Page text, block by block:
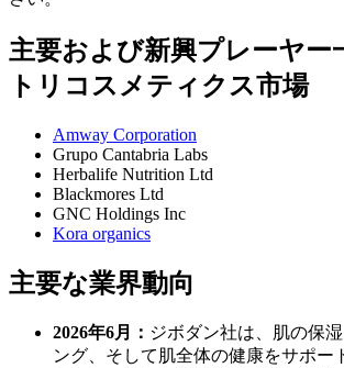
主要および新興プレーヤー
トリコスメティクス市場
Amway Corporation
Grupo Cantabria Labs
Herbalife Nutrition Ltd
Blackmores Ltd
GNC Holdings Inc
Kora organics
主要な業界動向
2026年6月： ジボダン社は、肌の保
ング、そして肌全体の健康をサポー